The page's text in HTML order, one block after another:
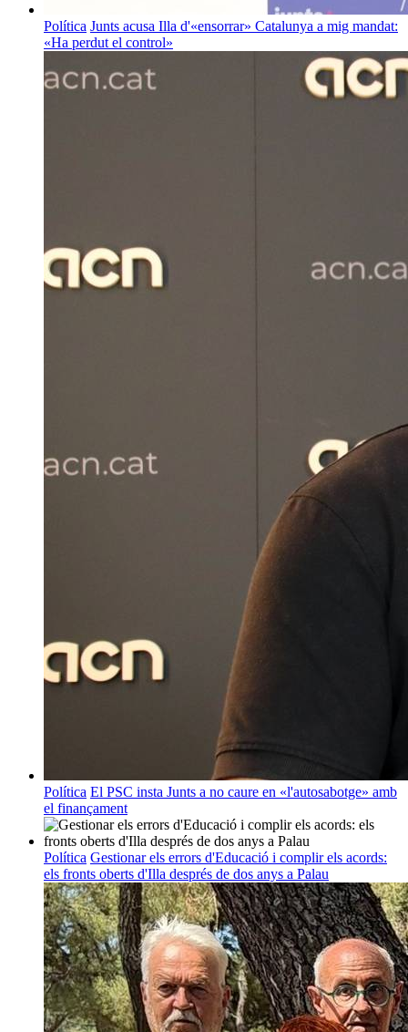
Política Junts acusa Illa d'«ensorrar» Catalunya a mig mandat:
«Ha perdut el control»
Política El PSC insta Junts a no caure en «l'autosabotge» amb
el finançament
Política Gestionar els errors d'Educació i complir els acords:
els fronts oberts d'Illa després de dos anys a Palau